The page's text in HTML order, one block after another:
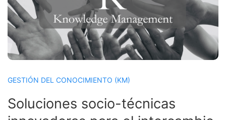
GESTIÓN DEL CONOCIMIENTO (KM)
Soluciones socio-técnicas